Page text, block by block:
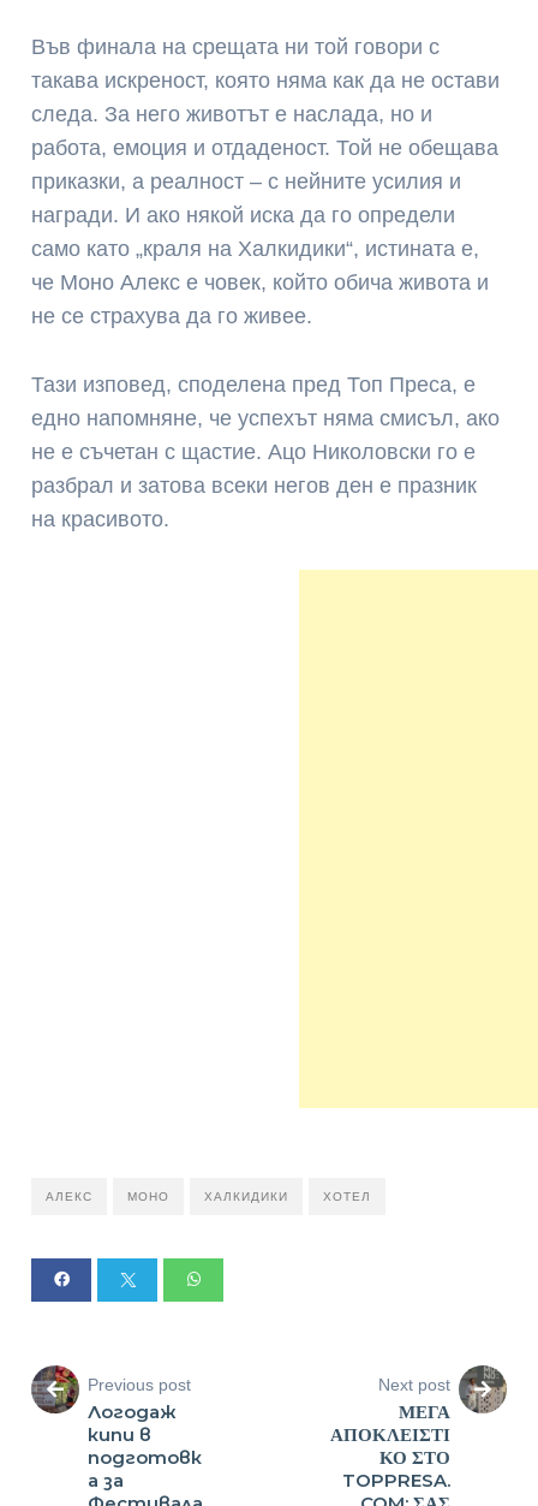
Във финала на срещата ни той говори с
такава искреност, която няма как да не остави
следа. За него животът е наслада, но и
работа, емоция и отдаденост. Той не обещава
приказки, а реалност – с нейните усилия и
награди. И ако някой иска да го определи
само като „краля на Халкидики“, истината е,
че Моно Алекс е човек, който обича живота и
не се страхува да го живее.
Тази изповед, споделена пред Топ Преса, е
едно напомняне, че успехът няма смисъл, ако
не е съчетан с щастие. Ацо Николовски го е
разбрал и затова всеки негов ден е празник
на красивото.
АЛЕКС МОНО ХАЛКИДИКИ ХОТЕЛ
Previous post
Логодаж
кипи в
подготовк
а за
Next post
ΜΕΓΑ
ΑΠΟΚΛΕΙΣΤΙ
ΚΟ ΣΤΟ
TOPPRESA.